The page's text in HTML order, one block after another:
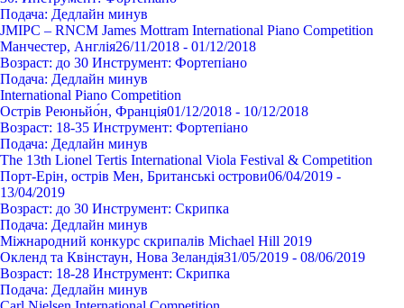
Подача: Дедлайн минув
JMIPC – RNCM James Mottram International Piano Competition
Манчестер, Англія26/11/2018 - 01/12/2018
Возраст: до 30 Инструмент: Фортепіано
Подача: Дедлайн минув
International Piano Competition
Острів Реюньйо́н, Франція01/12/2018 - 10/12/2018
Возраст: 18-35 Инструмент: Фортепіано
Подача: Дедлайн минув
The 13th Lionel Tertis International Viola Festival & Competition
Порт-Ерін, острів Мен, Британські острови06/04/2019 -
13/04/2019
Возраст: до 30 Инструмент: Cкрипка
Подача: Дедлайн минув
Міжнародний конкурс скрипалів Michael Hill 2019
Окленд та Квінстаун, Нова Зеландія31/05/2019 - 08/06/2019
Возраст: 18-28 Инструмент: Cкрипка
Подача: Дедлайн минув